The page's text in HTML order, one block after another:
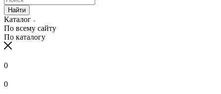
Найти
Каталог
По всему сайту
По каталогу
0
0